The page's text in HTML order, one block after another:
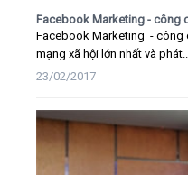
Facebook Marketing - công
Facebook Marketing - công
mạng xã hội lớn nhất và
23/02/2017